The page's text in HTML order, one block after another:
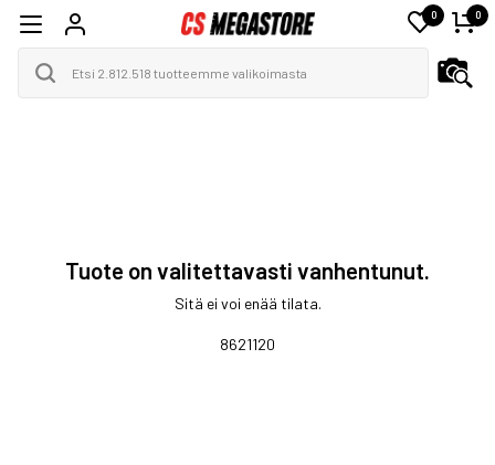
0 0
Tuote on valitettavasti vanhentunut.
Sitä ei voi enää tilata.
8621120